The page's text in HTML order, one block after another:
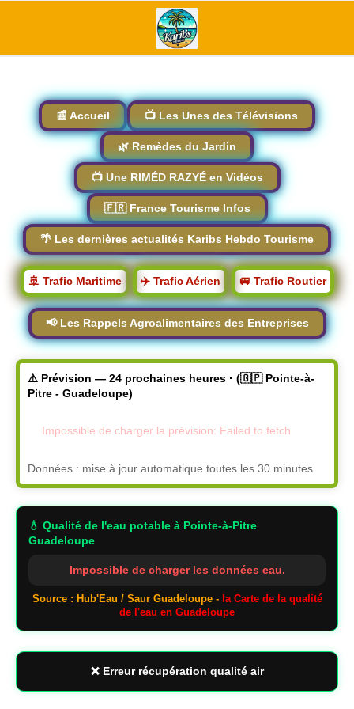
📰 Accueil 📺 Les Unes des Télévisions
🌿 Remèdes du Jardin
📺 Une RIMÉD RAZYÉ en Vidéos
🇫🇷 France Tourisme Infos
🌴 Les dernières actualités Karibs Hebdo Tourisme
🚢 Trafic Maritime ✈️ Trafic Aérien 🚐 Trafic Routier
📢 Les Rappels Agroalimentaires des Entreprises
⚠️ Prévision — 24 prochaines heures · (🇬🇵 Pointe-à-
Pitre - Guadeloupe)
Impossible de charger la prévision: Failed to fetch
Données : mise à jour automatique toutes les 30 minutes.
💧 Qualité de l'eau potable à Pointe-à-Pitre
Guadeloupe
Impossible de charger les données eau.
Source : Hub'Eau / Saur Guadeloupe - la Carte de la qualité
de l'eau en Guadeloupe
❌ Erreur récupération qualité air